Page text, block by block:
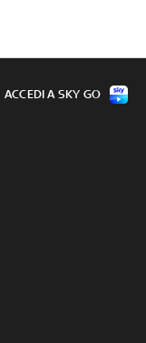
ACCEDI A SKY GO